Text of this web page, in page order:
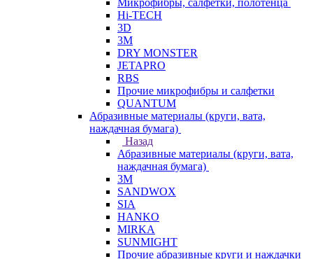
Микрофибры, салфетки, полотенца
Hi-TECH
3D
3М
DRY MONSTER
JETAPRO
RBS
Прочие микрофибры и салфетки
QUANTUM
Абразивные материалы (круги, вата,
наждачная бумага)
Назад
Абразивные материалы (круги, вата,
наждачная бумага)
3М
SANDWOX
SIA
HANKO
MIRKA
SUNMIGHT
Прочие абразивные круги и наждачки